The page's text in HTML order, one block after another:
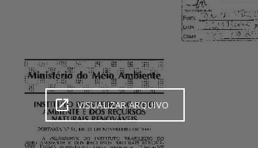
VISUALIZAR ARQUIVO